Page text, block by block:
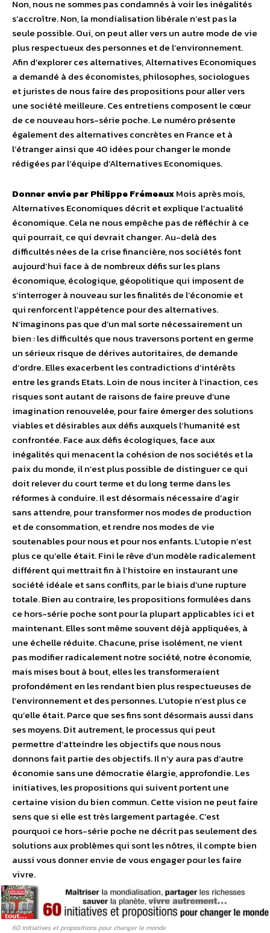
Non, nous ne sommes pas condamnés à voir les inégalités
s’accroître. Non, la mondialisation libérale n’est pas la
seule possible. Oui, on peut aller vers un autre mode de vie
plus respectueux des personnes et de l’environnement.
Afin d’explorer ces alternatives, Alternatives Economiques
a demandé à des économistes, philosophes, sociologues
et juristes de nous faire des propositions pour aller vers
une société meilleure. Ces entretiens composent le cœur
de ce nouveau hors-série poche. Le numéro présente
également des alternatives concrètes en France et à
l’étranger ainsi que 40 idées pour changer le monde
rédigées par l’équipe d’Alternatives Economiques.
Donner envie par Philippe FrémeauxMois après mois,
Alternatives Economiques décrit et explique l’actualité
économique. Cela ne nous empêche pas de réfléchir à ce
qui pourrait, ce qui devrait changer. Au-delà des
difficultés nées de la crise financière, nos sociétés font
aujourd’hui face à de nombreux défis sur les plans
économique, écologique, géopolitique qui imposent de
s’interroger à nouveau sur les finalités de l’économie et
qui renforcent l’appétence pour des alternatives.
N’imaginons pas que d’un mal sorte nécessairement un
bien : les difficultés que nous traversons portent en germe
un sérieux risque de dérives autoritaires, de demande
d’ordre. Elles exacerbent les contradictions d’intérêts
entre les grands Etats. Loin de nous inciter à l’inaction, ces
risques sont autant de raisons de faire preuve d’une
imagination renouvelée, pour faire émerger des solutions
viables et désirables aux défis auxquels l’humanité est
confrontée. Face aux défis écologiques, face aux
inégalités qui menacent la cohésion de nos sociétés et la
paix du monde, il n’est plus possible de distinguer ce qui
doit relever du court terme et du long terme dans les
réformes à conduire. Il est désormais nécessaire d’agir
sans attendre, pour transformer nos modes de production
et de consommation, et rendre nos modes de vie
soutenables pour nous et pour nos enfants. L’utopie n’est
plus ce qu’elle était. Fini le rêve d’un modèle radicalement
différent qui mettrait fin à l’histoire en instaurant une
société idéale et sans conflits, par le biais d’une rupture
totale. Bien au contraire, les propositions formulées dans
ce hors-série poche sont pour la plupart applicables ici et
maintenant. Elles sont même souvent déjà appliquées, à
une échelle réduite. Chacune, prise isolément, ne vient
pas modifier radicalement notre société, notre économie,
mais mises bout à bout, elles les transformeraient
profondément en les rendant bien plus respectueuses de
l’environnement et des personnes. L’utopie n’est plus ce
qu’elle était. Parce que ses fins sont désormais aussi dans
ses moyens. Dit autrement, le processus qui peut
permettre d’atteindre les objectifs que nous nous
donnons fait partie des objectifs. Il n’y aura pas d’autre
économie sans une démocratie élargie, approfondie. Les
initiatives, les propositions qui suivent portent une
certaine vision du bien commun. Cette vision ne peut faire
sens que si elle est très largement partagée. C’est
pourquoi ce hors-série poche ne décrit pas seulement des
solutions aux problèmes qui sont les nôtres, il compte bien
aussi vous donner envie de vous engager pour les faire
vivre.
60 initiatives et propositions pour changer le monde